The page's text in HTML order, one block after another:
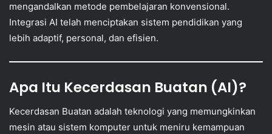
mengandalkan metode pembelajaran konvensional.
Integrasi AI telah menciptakan sistem pendidikan yang
lebih adaptif, personal, dan efisien.
Apa Itu Kecerdasan Buatan (AI)?
Kecerdasan Buatan adalah teknologi yang memungkinkan
mesin atau sistem komputer untuk meniru kemampuan